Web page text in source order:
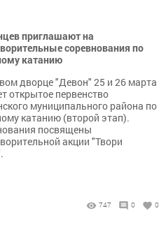
приглашают на
соревнования по
катанию
дворце "Девон" 25 и 26 марта
открытое первенство
муниципального района по
катанию (второй этап).
посвящены
акции "Твори
747 0 0